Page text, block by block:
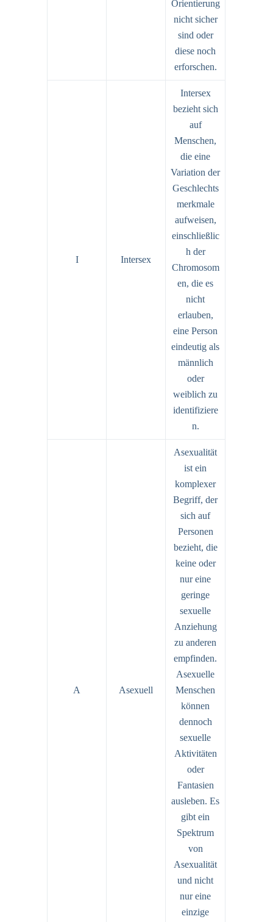
Orientierung
nicht sicher
sind oder
diese noch
erforschen.
I Intersex
Intersex
bezieht sich
auf
Menschen,
die eine
Variation der
Geschlechts
merkmale
aufweisen,
einschließlic
h der
Chromosom
en, die es
nicht
erlauben,
eine Person
eindeutig als
männlich
oder
weiblich zu
identifiziere
n.
A Asexuell
Asexualität
ist ein
komplexer
Begriff, der
sich auf
Personen
bezieht, die
keine oder
nur eine
geringe
sexuelle
Anziehung
zu anderen
empfinden.
Asexuelle
Menschen
können
dennoch
sexuelle
Aktivitäten
oder
Fantasien
ausleben. Es
gibt ein
Spektrum
von
Asexualität
und nicht
nur eine
einzige